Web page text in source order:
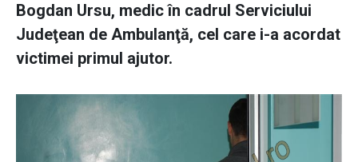
Bogdan Ursu, medic în cadrul Serviciului
Judeţean de Ambulanţă, cel care i-a acordat
victimei primul ajutor.